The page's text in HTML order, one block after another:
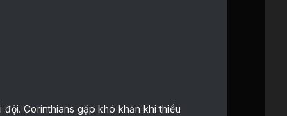
Corinthians gặp khó khăn khi thiếu